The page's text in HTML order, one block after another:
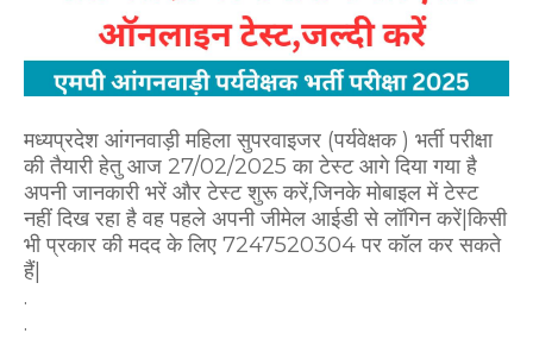
मध्यप्रदेश आंगनवाड़ी महिला सुपरवाइजर (पर्यवेक्षक ) भर्ती परीक्षा
की तैयारी हेतु आज 27/02/2025 का टेस्टआगे दिया गया है
अपनी जानकारी भरें और टेस्ट शुरू करें,जिनके मोबाइल में टेस्ट
नहीं दिख रहा है वह पहले अपनी जीमेल आईडी से लॉगिन करें|किसी
भी प्रकार की मदद के लिए 7247520304 पर कॉल कर सकते
हैं|
.
.